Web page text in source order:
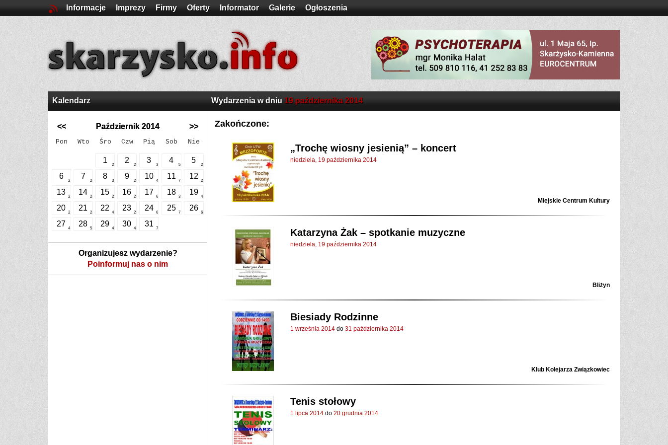
Informacje Imprezy Firmy Oferty Informator Galerie Ogłoszenia
Kalendarz
<< Październik 2014 >>
Pon Wto Śro Czw Pią Sob Nie
1
2
2
2
3
3
4
5
5
2
6
2
7
2
8
3
9
2
10
4
11
7
12
2
13
2
14
2
15
2
16
2
17
6
18
3
19
4
20
2
21
2
22
4
23
2
24
6
25
7
26
6
27
4
28
5
29
4
30
4
31
7
Organizujesz wydarzenie?
Poinformuj nas o nim
Wydarzenia w dniu 19 października 2014
Zakończone:
„Trochę wiosny jesienią” – koncert
niedziela, 19 października 2014
Miejskie Centrum Kultury
Katarzyna Żak – spotkanie muzyczne
niedziela, 19 października 2014
Bliżyn
Biesiady Rodzinne
1 września 2014 do 31 października 2014
Klub Kolejarza Związkowiec
Tenis stołowy
1 lipca 2014 do 20 grudnia 2014